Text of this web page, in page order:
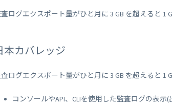
ログエクスポート量がひと月に 3 GB を超えると 1
本カバレッジ
ログエクスポート量がひと月に 3 GB を超えると 1
コンソールやAPI、CLIを使用した監査ログの表示